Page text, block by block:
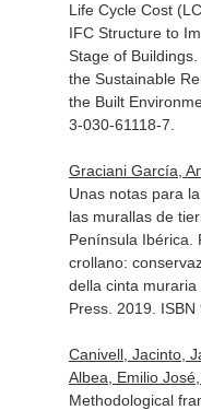
Life Cycle Cost
IFC Structure to
Stage of Buildings.
the Sustainable
the Built
3-030-61118-7.
Graciani García,
Unas notas para
las murallas de
Península Ibérica.
crollano:
della cinta muraria
Press. 2019.
Canivell, Jacinto,
Albea, Emilio
Methodological